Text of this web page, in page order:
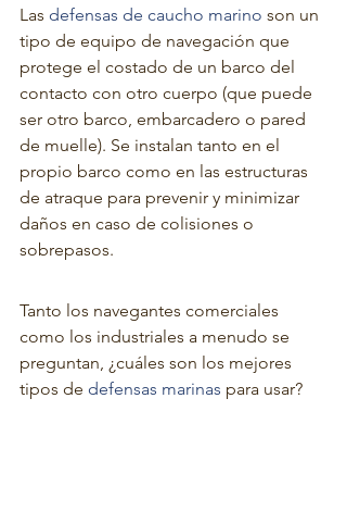
Las defensas de caucho marino son un
tipo de equipo de navegación que
protege el costado de un barco del
contacto con otro cuerpo (que puede
ser otro barco, embarcadero o pared
de muelle). Se instalan tanto en el
propio barco como en las estructuras
de atraque para prevenir y minimizar
daños en caso de colisiones o
sobrepasos.
Tanto los navegantes comerciales
como los industriales a menudo se
preguntan, ¿cuáles son los mejores
tipos de defensas marinas para usar?